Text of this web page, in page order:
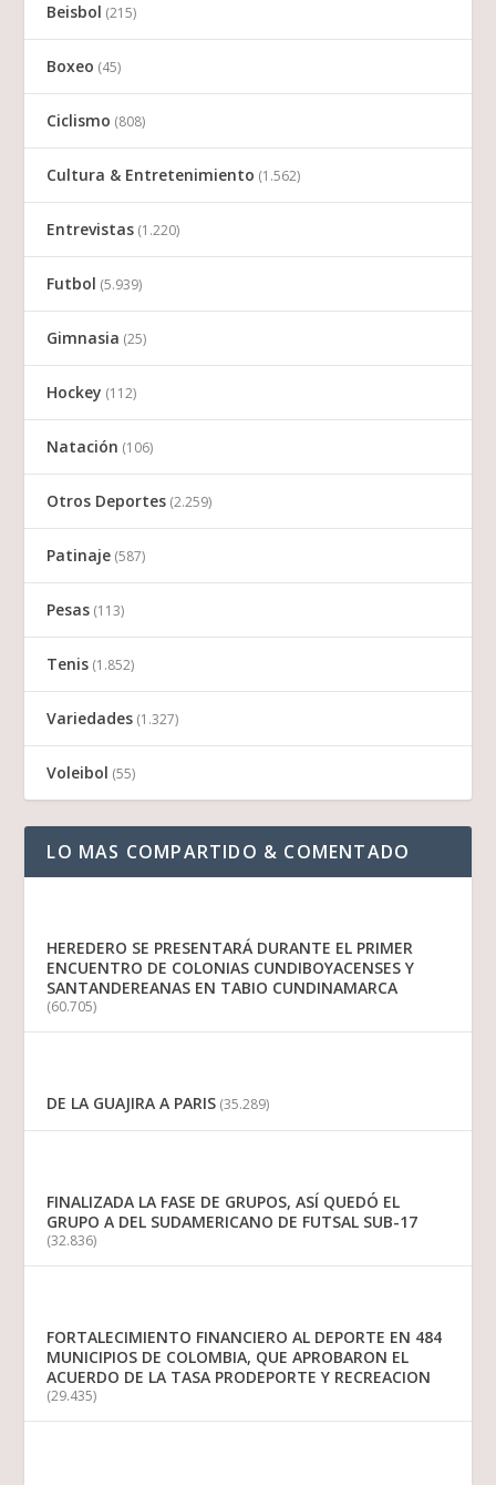
Beisbol (215)
Boxeo (45)
Ciclismo (808)
Cultura & Entretenimiento (1.562)
Entrevistas (1.220)
Futbol (5.939)
Gimnasia (25)
Hockey (112)
Natación (106)
Otros Deportes (2.259)
Patinaje (587)
Pesas (113)
Tenis (1.852)
Variedades (1.327)
Voleibol (55)
LO MAS COMPARTIDO & COMENTADO
HEREDERO SE PRESENTARÁ DURANTE EL PRIMER
ENCUENTRO DE COLONIAS CUNDIBOYACENSES Y
SANTANDEREANAS EN TABIO CUNDINAMARCA
(60.705)
DE LA GUAJIRA A PARIS (35.289)
FINALIZADA LA FASE DE GRUPOS, ASÍ QUEDÓ EL
GRUPO A DEL SUDAMERICANO DE FUTSAL SUB-17
(32.836)
FORTALECIMIENTO FINANCIERO AL DEPORTE EN 484
MUNICIPIOS DE COLOMBIA, QUE APROBARON EL
ACUERDO DE LA TASA PRODEPORTE Y RECREACION
(29.435)